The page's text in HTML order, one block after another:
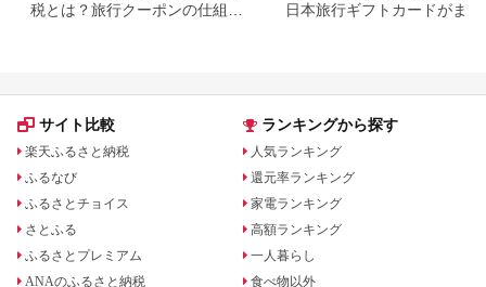
税とは？旅行クーポンの仕組
日本旅行ギフトカードがまだ
サイト比較
楽天ふるさと納税
ふるなび
ふるさとチョイス
さとふる
ふるさとプレミアム
ANAのふるさと納税
ランキングから探す
人気ランキング
還元率ランキング
家電ランキング
高額ランキング
一人暮らし
食べ物以外